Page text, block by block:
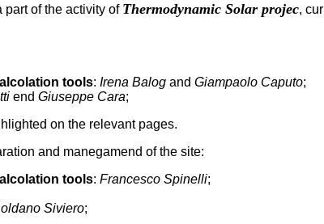
part of the activity of Thermodynamic Solar projec,
tools: Irena Balog and Giampaolo Caputo;
end Giuseppe Cara;
on the relevant pages.
and manegamend of the site:
tools: Francesco Spinelli;
Siviero;